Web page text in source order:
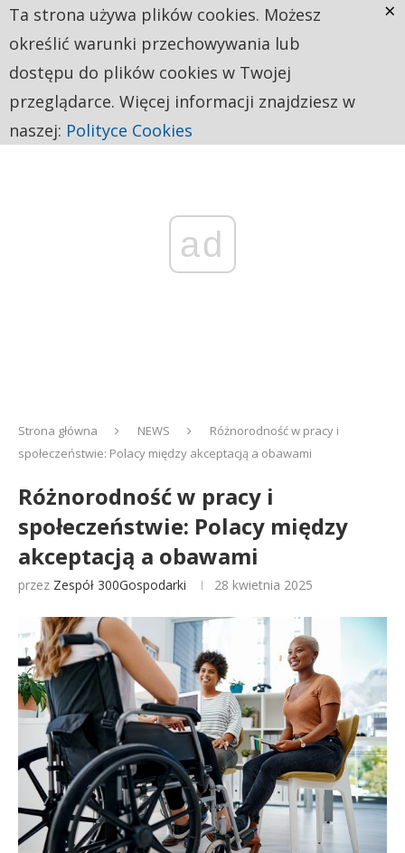
ad
Strona główna NEWS
Różnorodność w pracy i
społeczeństwie: Polacy między akceptacją a obawami
Różnorodność w pracy i
społeczeństwie: Polacy między
akceptacją a obawami
przez Zespół 300Gospodarki 28 kwietnia 2025
Ta strona używa plików cookies. Możesz
określić warunki przechowywania lub
dostępu do plików cookies w Twojej
przeglądarce. Więcej informacji znajdziesz w
naszej: Polityce Cookies
×